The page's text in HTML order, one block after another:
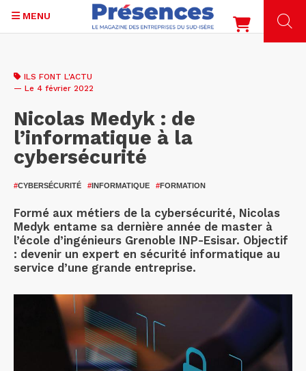
contenu
MENU
ILS FONT L'ACTU
— Le 4 février 2022
Nicolas Medyk : de
l’informatique à la
cybersécurité
#CYBERSÉCURITÉ #INFORMATIQUE #FORMATION
Formé aux métiers de la cybersécurité, Nicolas
Medyk entame sa dernière année de master à
l’école d’ingénieurs Grenoble INP-Esisar. Objectif
: devenir un expert en sécurité informatique au
service d’une grande entreprise.